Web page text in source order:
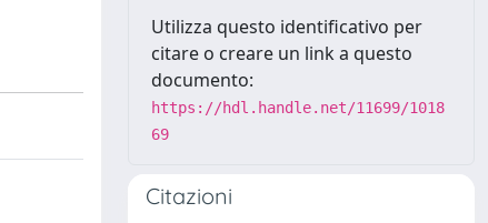
Utilizza questo identificativo per
citare o creare un link a questo
documento:
https://hdl.handle.net/11699/1018
69
Citazioni